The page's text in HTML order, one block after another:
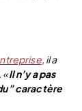
, il a
«Il n’y a pas
caractère